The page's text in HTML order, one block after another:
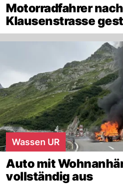
Motorradfahrer
Klausenstrasse
Wassen UR
Auto mit
vollständig aus